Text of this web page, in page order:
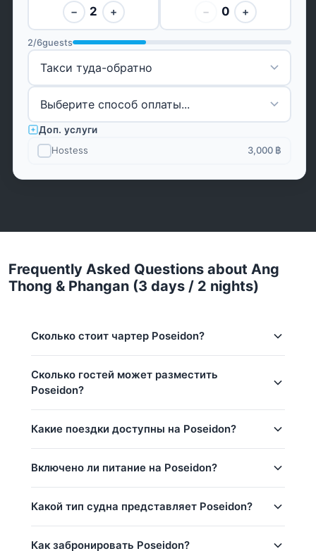
− 2 + − 0 +
2/6guests
Доп. услуги
Hostess
3,000 ฿
Frequently Asked Questions about Ang
Thong & Phangan (3 days / 2 nights)
Сколько стоит чартер Poseidon?
Низкий сезон (май–окт):
Высокий сезон: 264,800 THB
Сколько гостей может разместить
Poseidon?
Какие поездки доступны на Poseidon?
Ang Thong & Phangan (3 days / 2 nights)
Ang Thong National Park (10.5 h)
Включено ли питание на Poseidon?
питание и напитки: Вода и безалкогольные
напитки, Фрукты / закуски.
Какой тип судна представляет Poseidon?
Как забронировать Poseidon?